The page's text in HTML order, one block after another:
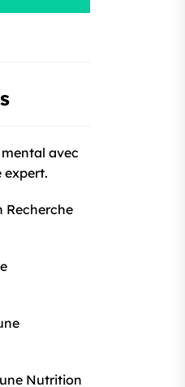
avec
expert.
Recherche
Nutrition